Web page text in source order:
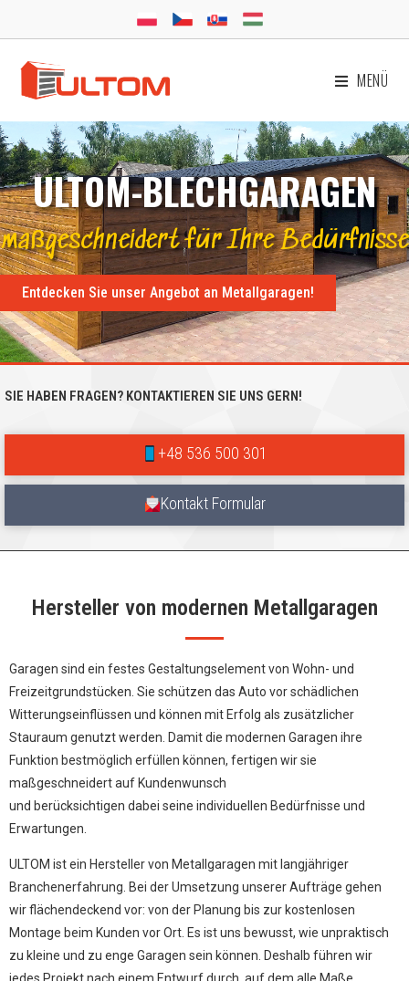
MENÜ
ULTOM-BLECHGARAGEN
maßgeschneidert für Ihre Bedürfnisse
Entdecken Sie unser Angebot an Metallgaragen!
SIE HABEN FRAGEN? KONTAKTIEREN SIE UNS GERN!
+48 536 500 301
Kontakt Formular
Hersteller von modernen Metallgaragen
Garagen sind ein festes Gestaltungselement von Wohn- und
Freizeitgrundstücken. Sie schützen das Auto vor schädlichen
Witterungseinflüssen und können mit Erfolg als zusätzlicher
Stauraum genutzt werden. Damit die modernen Garagen ihre
Funktion bestmöglich erfüllen können, fertigen wir sie
maßgeschneidert auf Kundenwunsch
und berücksichtigen dabei seine individuellen Bedürfnisse und
Erwartungen.
ULTOM ist ein Hersteller von Metallgaragen mit langjähriger
Branchenerfahrung. Bei der Umsetzung unsererAufträge gehen
wir flächendeckend vor: von der Planung bis zur kostenlosen
Montage beim Kunden vor Ort. Es istuns bewusst, wie unpraktisch
zu kleine und zu enge Garagen sein können. Deshalb führen wir